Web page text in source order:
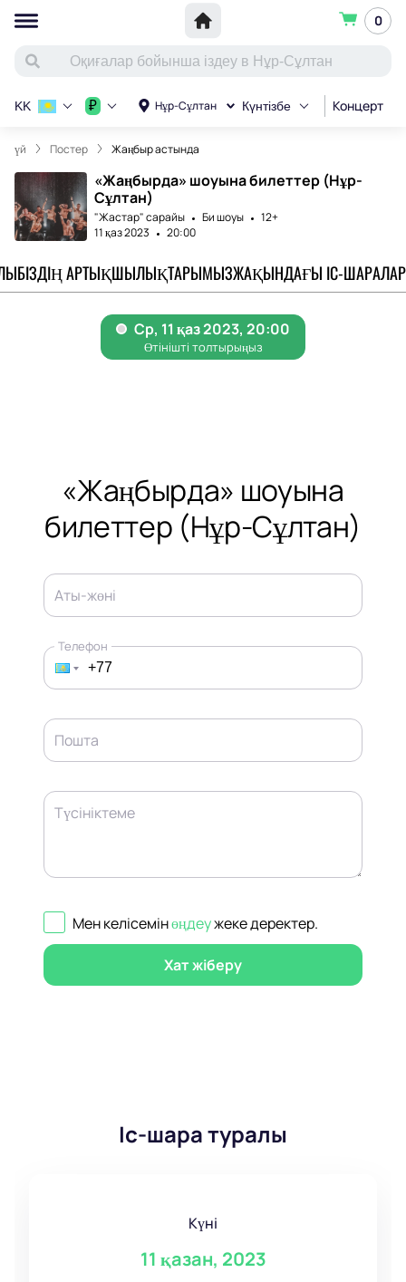
0
Нұр-Сұлтан Күнтізбе Концерт
KK ₽
үй Постер Жаңбыр астында
«Жаңбырда» шоуына билеттер (Нұр-
Сұлтан)
"Жастар" сарайы Би шоуы
12+
11 қаз 2023
20:00
БІЗДІҢ АРТЫҚШЫЛЫҚТАРЫМЫЗЖАҚЫНДАҒЫ ІС-ШАРАЛАР
«Жаңбырда» шоуына
билеттер (Нұр-Сұлтан)
Аты-жөні
Телефон
Пошта
Түсініктеме
Мен келісемінөңдеужеке деректер.
Хат жіберу
Іс-шара туралы
Күні
11 қазан, 2023